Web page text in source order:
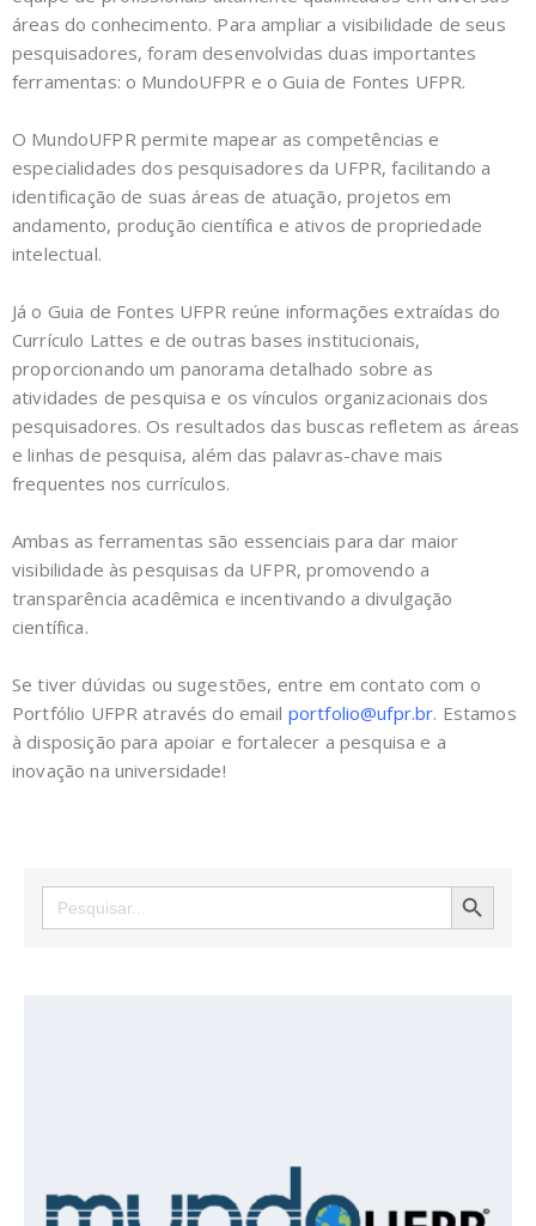
áreas do conhecimento. Para ampliar a visibilidade de seus
pesquisadores, foram desenvolvidas duas importantes
ferramentas: o MundoUFPR e o Guia de Fontes UFPR.
O MundoUFPR permite mapear as competências e
especialidades dos pesquisadores da UFPR, facilitando a
identificação de suas áreas de atuação, projetos em
andamento, produção científica e ativos de propriedade
intelectual.
Já o Guia de Fontes UFPR reúne informações extraídas do
Currículo Lattes e de outras bases institucionais,
proporcionando um panorama detalhado sobre as
atividades de pesquisa e os vínculos organizacionais dos
pesquisadores. Os resultados das buscas refletem as áreas
e linhas de pesquisa, além das palavras-chave mais
frequentes nos currículos.
Ambas as ferramentas são essenciais para dar maior
visibilidade às pesquisas da UFPR, promovendo a
transparência acadêmica e incentivando a divulgação
científica.
Se tiver dúvidas ou sugestões, entre em contato com o
Portfólio UFPR através do email portfolio@ufpr.br. Estamos
à disposição para apoiar e fortalecer a pesquisa e a
inovação na universidade!
Search
for:
SEARCH BUTTON